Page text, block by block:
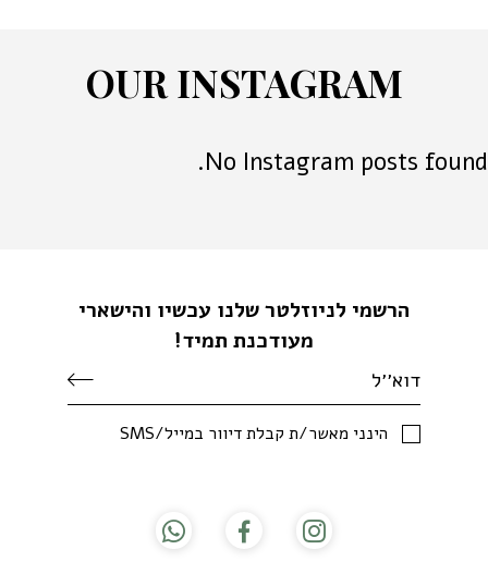
OUR INSTAGRAM
No Instagram posts found.
הרשמי לניוזלטר שלנו עכשיו והישארי
מעודכנת תמיד!
SMS/הינני מאשר/ת קבלת דיוור במייל